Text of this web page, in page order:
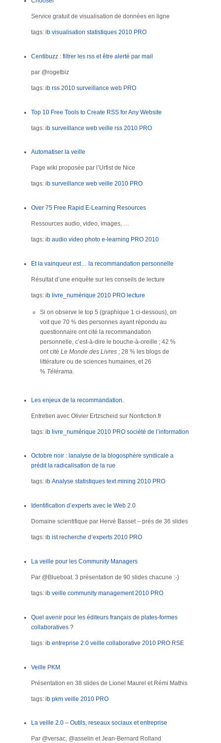
Service gratuit de visualisation de données en ligne
tags: ib visualisation statistiques 2010 PRO
Centibuzz : filtrer les rss et être alerté par mail
par @rogetbiz
tags: ib rss 2010 surveillance web PRO
Top 10 Free Tools to Create RSS for Any Website
tags: ib surveillance web veille rss 2010 PRO
Automatiser la veille
Page wiki proposée par l’Urfist de Nice
tags: ib surveillance web veille 2010 PRO
Over 75 Free Rapid E-Learning Resources
Ressources audio, video, images, …
tags: ib audio video photo e-learning PRO 2010
Et la vainqueur est… la recommandation personnelle
Résultat d’une enquête sur les conseils de lecture
tags: ib livre_numérique 2010 PRO lecture
Si on observe le top 5 (graphique 1 ci-dessous), on
voit que 70 % des personnes ayant répondu au
questionnaire ont cité la recommandation
personnelle, c’est-à-dire le bouche-à-oreille ; 42 %
ont cité Le Monde des Livres ; 28 % les blogs de
littérature ou de sciences humaines, et 26
% Télérama.
Les enjeux de la recommandation.
Entretien avec Olivier Ertzscheid sur Nonfiction.fr
tags: ib livre_numérique 2010 PRO société de l’information
Octobre noir : lanalyse de la blogosphère syndicale a
prédit la radicalisation de la rue
tags: ib Analyse statistiques text mining 2010 PRO
Identification d’experts avec le Web 2.0
Domaine scientifique par Hervé Basset – prés de 36 slides
tags: ib ist recherche d’experts 2010 PRO
La veille pour les Community Managers
Par @Blueboat. 3 présentation de 90 slides chacune :-)
tags: ib veille community management 2010 PRO
Quel avenir pour les éditeurs français de plates-formes
collaboratives ?
tags: ib entreprise 2.0 veille collaborative 2010 PRO RSE
Veille PKM
Présentation en 38 slides de Lionel Maurel et Rémi Mathis
tags: ib pkm veille 2010 PRO
La veille 2.0 – Outils, reseaux sociaux et entreprise
Par @versac, @asselin et Jean-Bernard Rolland